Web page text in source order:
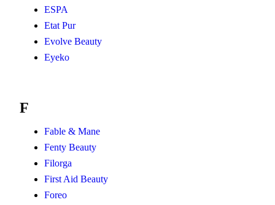
ESPA
Etat Pur
Evolve Beauty
Eyeko
F
Fable & Mane
Fenty Beauty
Filorga
First Aid Beauty
Foreo